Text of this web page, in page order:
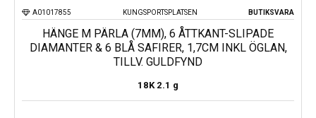
KUNGSPORTSPLATSEN
A01017855 BUTIKSVARA
HÄNGE M PÄRLA (7MM), 6 ÅTTKANT-SLIPADE
DIAMANTER & 6 BLÅ SAFIRER, 1,7CM INKL ÖGLAN,
TILLV. GULDFYND
18K 2.1 g